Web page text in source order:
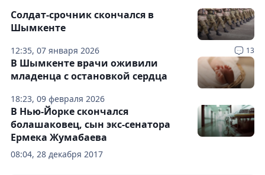
12:35, 07 января 2026 13
Солдат-срочник скончался в
Шымкенте
18:23, 09 февраля 2026
В Шымкенте врачи оживили
младенца с остановкой сердца
08:04, 28 декабря 2017
В Нью-Йорке скончался
болашаковец, сын экс-сенатора
Ермека Жумабаева